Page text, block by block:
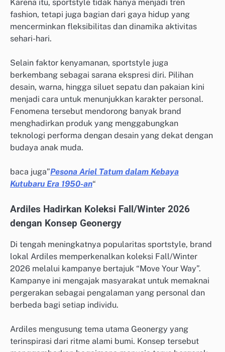
Karena itu, sportstyle tidak hanya menjadi tren
fashion, tetapi juga bagian dari gaya hidup yang
mencerminkan fleksibilitas dan dinamika aktivitas
sehari-hari.
Selain faktor kenyamanan, sportstyle juga
berkembang sebagai sarana ekspresi diri. Pilihan
desain, warna, hingga siluet sepatu dan pakaian kini
menjadi cara untuk menunjukkan karakter personal.
Fenomena tersebut mendorong banyak brand
menghadirkan produk yang menggabungkan
teknologi performa dengan desain yang dekat dengan
budaya anak muda.
baca juga”Pesona Ariel Tatum dalam Kebaya
Kutubaru Era 1950-an“
Ardiles Hadirkan Koleksi Fall/Winter 2026
dengan Konsep Geonergy
Di tengah meningkatnya popularitas sportstyle, brand
lokal Ardiles memperkenalkan koleksi Fall/Winter
2026 melalui kampanye bertajuk “Move Your Way”.
Kampanye ini mengajak masyarakat untuk memaknai
pergerakan sebagai pengalaman yang personal dan
berbeda bagi setiap individu.
Ardiles mengusung tema utama Geonergy yang
terinspirasi dari ritme alami bumi. Konsep tersebut